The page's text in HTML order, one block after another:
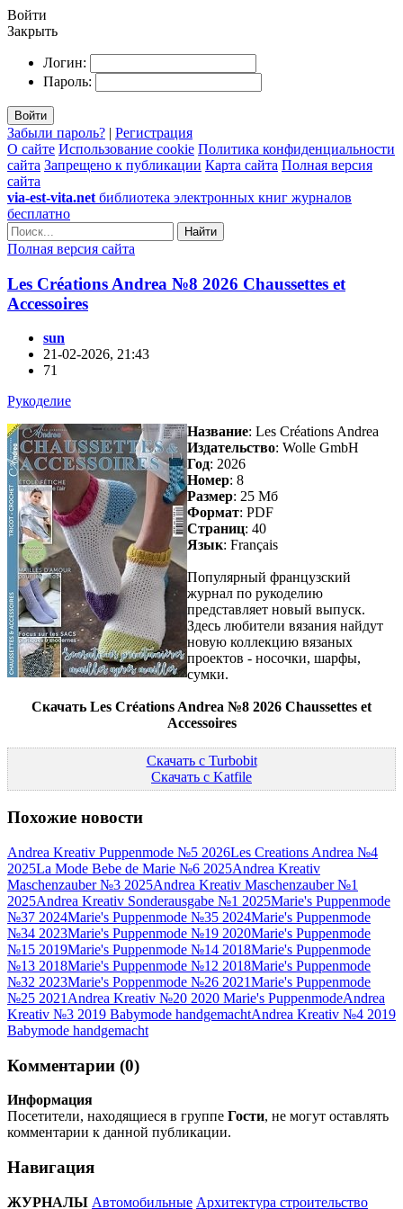
Войти
Закрыть
Логин:
Пароль:
Войти
Забыли пароль? | Регистрация
О сайте Использование cookie Политика конфиденциальности
сайта Запрещено к публикации Карта сайта Полная версия
сайта
via-est-vita.net библиотека электронных книг журналов
бесплатно
Найти
Полная версия сайта
Les Créations Andrea №8 2026 Chaussettes et
Accessoires
sun
21-02-2026, 21:43
71
Рукоделие
Название: Les Créations Andrea
Издательство: Wolle GmbH
Год: 2026
Номер: 8
Размер: 25 Мб
Формат: PDF
Страниц: 40
Язык: Français
Популярный французский
журнал по рукоделию
представляет новый выпуск.
Здесь любители вязания найдут
новую коллекцию вязаных
проектов - носочки, шарфы,
сумки.
Скачать Les Créations Andrea №8 2026 Chaussettes et
Accessoires
Скачать с Turbobit
Скачать с Katfile
Похожие новости
Andrea Kreativ Puppenmode №5 2026Les Creations Andrea №4
2025La Mode Bebe de Marie №6 2025Andrea Kreativ
Maschenzauber №3 2025Andrea Kreativ Maschenzauber №1
2025Andrea Kreativ Sonderausgabe №1 2025Marie's Puppenmode
№37 2024Marie's Puppenmode №35 2024Marie's Puppenmode
№34 2023Marie's Puppenmode №19 2020Marie's Puppenmode
№15 2019Marie's Puppenmode №14 2018Marie's Puppenmode
№13 2018Marie's Puppenmode №12 2018Marie's Puppenmode
№32 2023Marie's Poppenmode №26 2021Marie's Puppenmode
№25 2021 Andrea Kreativ №20 2020 Marie's PuppenmodeAndrea
Kreativ №3 2019 Babymode handgemachtAndrea Kreativ №4 2019
Babymode handgemacht
Комментарии (0)
Информация
Посетители, находящиеся в группе Гости, не могут оставлять
комментарии к данной публикации.
Навигация
ЖУРНАЛЫ Автомобильные Архитектура строительство